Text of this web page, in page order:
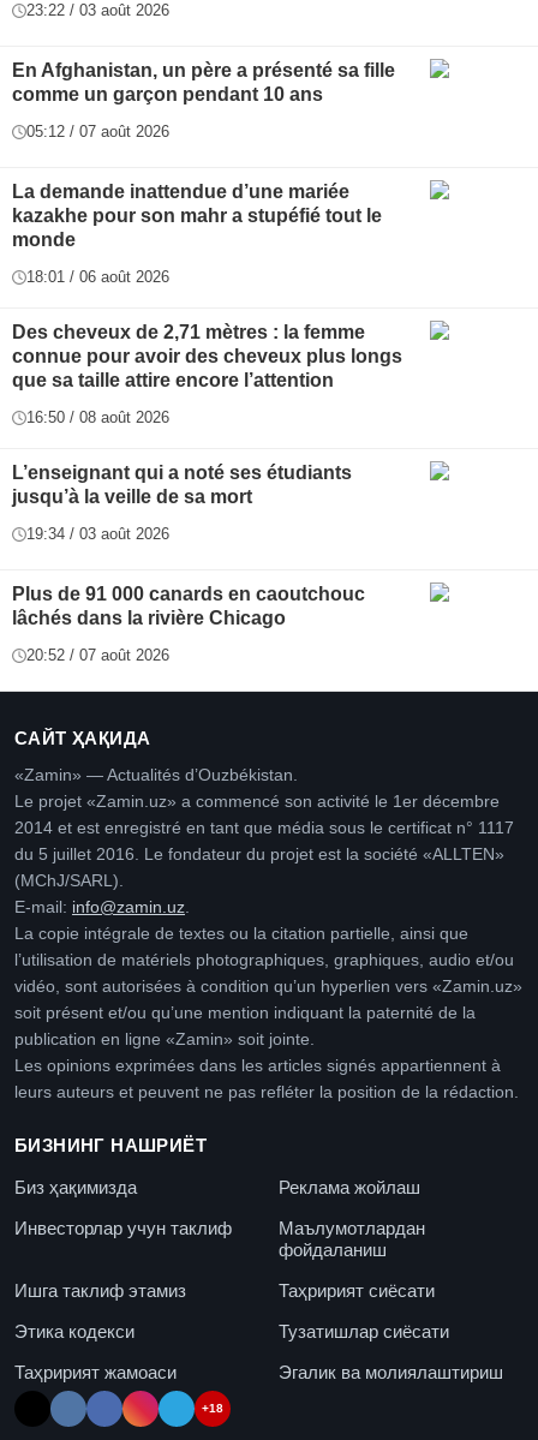
23:22 / 03 août 2026
En Afghanistan, un père a présenté sa fille
comme un garçon pendant 10 ans
05:12 / 07 août 2026
La demande inattendue d’une mariée
kazakhe pour son mahr a stupéfié tout le
monde
18:01 / 06 août 2026
Des cheveux de 2,71 mètres : la femme
connue pour avoir des cheveux plus longs
que sa taille attire encore l’attention
16:50 / 08 août 2026
L’enseignant qui a noté ses étudiants
jusqu’à la veille de sa mort
19:34 / 03 août 2026
Plus de 91 000 canards en caoutchouc
lâchés dans la rivière Chicago
20:52 / 07 août 2026
САЙТ ҲАҚИДА
«Zamin» — Actualités d’Ouzbékistan.
Le projet «Zamin.uz» a commencé son activité le 1er décembre
2014 et est enregistré en tant que média sous le certificat n° 1117
du 5 juillet 2016. Le fondateur du projet est la société «ALLTEN»
(MChJ/SARL).
E-mail: info@zamin.uz.
La copie intégrale de textes ou la citation partielle, ainsi que
l’utilisation de matériels photographiques, graphiques, audio et/ou
vidéo, sont autorisées à condition qu’un hyperlien vers «Zamin.uz»
soit présent et/ou qu’une mention indiquant la paternité de la
publication en ligne «Zamin» soit jointe.
Les opinions exprimées dans les articles signés appartiennent à
leurs auteurs et peuvent ne pas refléter la position de la rédaction.
БИЗНИНГ НАШРИЁТ
Биз ҳақимизда
Реклама жойлаш
Инвесторлар учун таклиф
Маълумотлардан
фойдаланиш
Ишга таклиф этамиз
Таҳририят сиёсати
Этика кодекси
Тузатишлар сиёсати
Таҳририят жамоаси
Эгалик ва молиялаштириш
+18